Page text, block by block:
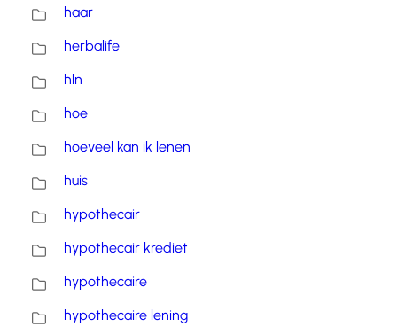
haar
herbalife
hln
hoe
hoeveel kan ik lenen
huis
hypothecair
hypothecair krediet
hypothecaire
hypothecaire lening